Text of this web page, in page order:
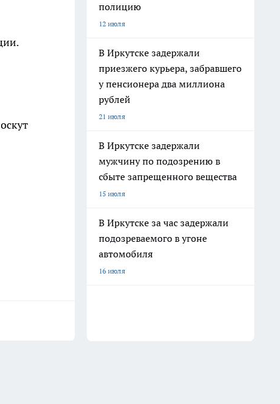
полицию
12 июля
В Иркутске задержали
приезжего курьера, забравшего
у пенсионера два миллиона
рублей
21 июля
В Иркутске задержали
мужчину по подозрению в
сбыте запрещенного вещества
15 июля
В Иркутске за час задержали
подозреваемого в угоне
автомобиля
16 июля